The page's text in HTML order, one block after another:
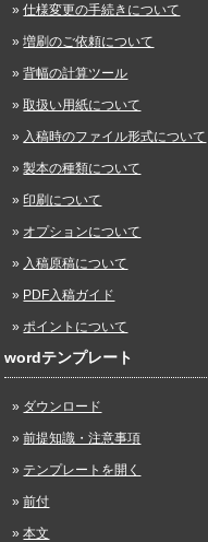
仕様変更の手続きについて
増刷のご依頼について
背幅の計算ツール
取扱い用紙について
入稿時のファイル形式について
製本の種類について
印刷について
オプションについて
入稿原稿について
PDF入稿ガイド
ポイントについて
wordテンプレート
ダウンロード
前提知識・注意事項
テンプレートを開く
前付
本文